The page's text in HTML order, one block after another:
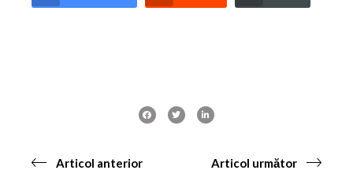
Articol anterior Articol următor